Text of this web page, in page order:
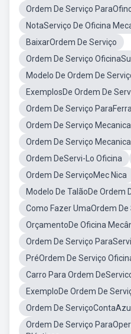
Ordem De Serviço
NotaServiço De Oficina
BaixarOrdem De Serviço
Ordem De Serviço
Modelo De Ordem De
ExemplosDe Ordem De
Ordem De Serviço
Ordem De Serviço
Ordem De Serviço
Ordem DeServi-Lo Oficina
Ordem De ServiçoMec Nica
Modelo De TalãoDe Ordem
Como Fazer UmaOrdem De
OrçamentoDe Oficina
Ordem De Serviço
PréOrdem De Serviço
Carro Para Ordem
ExemploDe Ordem De
Ordem De ServiçoContaAzul
Ordem De Serviço